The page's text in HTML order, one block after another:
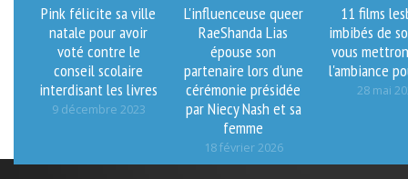
Pink félicite sa ville
natale pour avoir
voté contre le
conseil scolaire
interdisant les livres
9 décembre 2023
L'influenceuse queer
RaeShanda Lias
épouse son
partenaire lors d'une
cérémonie présidée
par Niecy Nash et sa
femme
18 février 2026
11 films
imbibés de
vous
l'ambiance
28 mai